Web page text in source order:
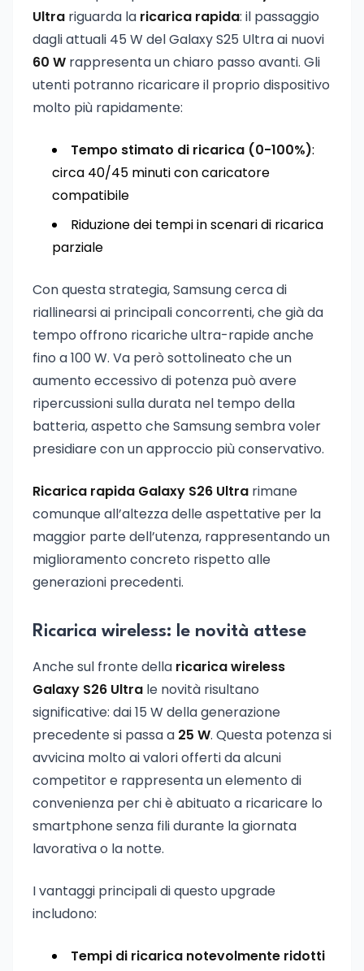
Ultra riguarda la ricarica rapida: il passaggio
dagli attuali 45 W del Galaxy S25 Ultra ai nuovi
60 W rappresenta un chiaro passo avanti. Gli
utenti potranno ricaricare il proprio dispositivo
molto più rapidamente:
Tempo stimato di ricarica (0-100%):
circa 40/45 minuti con caricatore
compatibile
Riduzione dei tempi in scenari di ricarica
parziale
Con questa strategia, Samsung cerca di
riallinearsi ai principali concorrenti, che già da
tempo offrono ricariche ultra-rapide anche
fino a 100 W. Va però sottolineato che un
aumento eccessivo di potenza può avere
ripercussioni sulla durata nel tempo della
batteria, aspetto che Samsung sembra voler
presidiare con un approccio più conservativo.
Ricarica rapida Galaxy S26 Ultra rimane
comunque all’altezza delle aspettative per la
maggior parte dell’utenza, rappresentando un
miglioramento concreto rispetto alle
generazioni precedenti.
Ricarica wireless: le novità attese
Anche sul fronte della ricarica wireless
Galaxy S26 Ultra le novità risultano
significative: dai 15 W della generazione
precedente si passa a 25 W. Questa potenza si
avvicina molto ai valori offerti da alcuni
competitor e rappresenta un elemento di
convenienza per chi è abituato a ricaricare lo
smartphone senza fili durante la giornata
lavorativa o la notte.
I vantaggi principali di questo upgrade
includono:
Tempi di ricarica notevolmente ridotti